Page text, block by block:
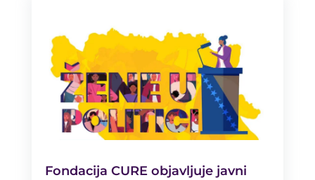
Fondacija CURE objavljuje javni